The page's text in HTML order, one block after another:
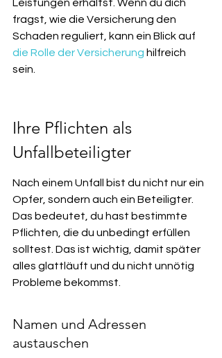
Leistungen erhältst. Wenn du dich
fragst, wie die Versicherung den
Schaden reguliert, kann ein Blick auf
die Rolle der Versicherung hilfreich
sein.
Ihre Pflichten als
Unfallbeteiligter
Nach einem Unfall bist du nicht nur ein
Opfer, sondern auch ein Beteiligter.
Das bedeutet, du hast bestimmte
Pflichten, die du unbedingt erfüllen
solltest. Das ist wichtig, damit später
alles glattläuft und du nicht unnötig
Probleme bekommst.
Namen und Adressen
austauschen